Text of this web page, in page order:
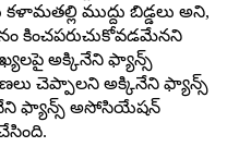
ముద్దు బిడ్డలు అని,
కించపరుచుకోవడమేనని
అక్కినేని ఫ్యాన్స్
చెప్పాలని అక్కినేని ఫ్యాన్స్
ఫ్యాన్స్ అసోసియేషన్